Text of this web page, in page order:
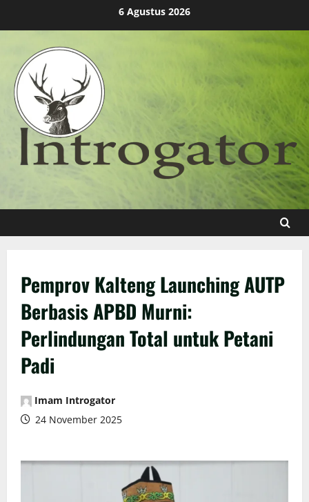
6 Agustus 2026
Pemprov Kalteng Launching AUTP
Berbasis APBD Murni:
Perlindungan Total untuk Petani
Padi
Imam Introgator
24 November 2025